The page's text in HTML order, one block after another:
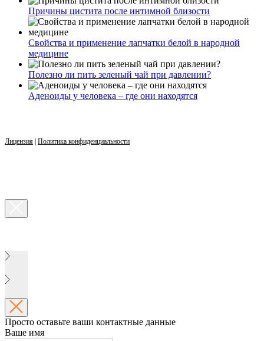
Причины цистита после интимной близости
Свойства и применение лапчатки белой в народной
медицине
Полезно ли пить зеленый чай при давлении?
Аденоиды у человека – где они находятся
Лицензия Политика конфиденциальности
Просто оставьте ваши контактные данные
Ваше имя